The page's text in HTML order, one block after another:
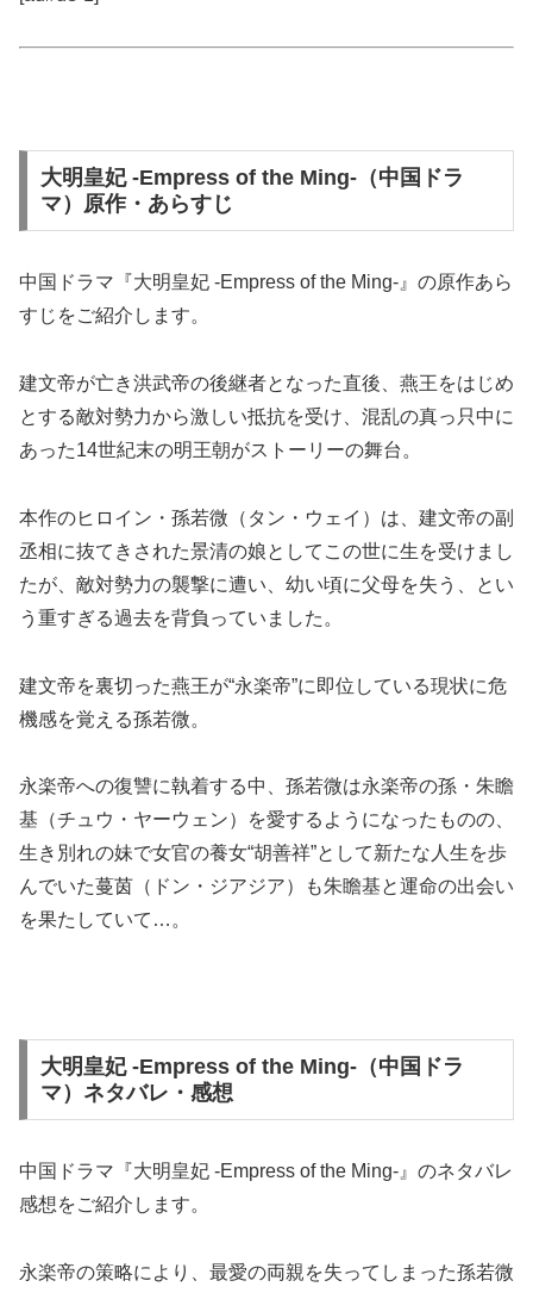
大明皇妃 -Empress of the Ming-（中国ドラ
マ）原作・あらすじ
中国ドラマ『大明皇妃 -Empress of the Ming-』の原作あら
すじをご紹介します。
建文帝が亡き洪武帝の後継者となった直後、燕王をはじめ
とする敵対勢力から激しい抵抗を受け、混乱の真っ只中に
あった14世紀末の明王朝がストーリーの舞台。
本作のヒロイン・孫若微（タン・ウェイ）は、建文帝の副
丞相に抜てきされた景清の娘としてこの世に生を受けまし
たが、敵対勢力の襲撃に遭い、幼い頃に父母を失う、とい
う重すぎる過去を背負っていました。
建文帝を裏切った燕王が“永楽帝”に即位している現状に危
機感を覚える孫若微。
永楽帝への復讐に執着する中、孫若微は永楽帝の孫・朱瞻
基（チュウ・ヤーウェン）を愛するようになったものの、
生き別れの妹で女官の養女“胡善祥”として新たな人生を歩
んでいた蔓茵（ドン・ジアジア）も朱瞻基と運命の出会い
を果たしていて…。
大明皇妃 -Empress of the Ming-（中国ドラ
マ）ネタバレ・感想
中国ドラマ『大明皇妃 -Empress of the Ming-』のネタバレ
感想をご紹介します。
永楽帝の策略により、最愛の両親を失ってしまった孫若微